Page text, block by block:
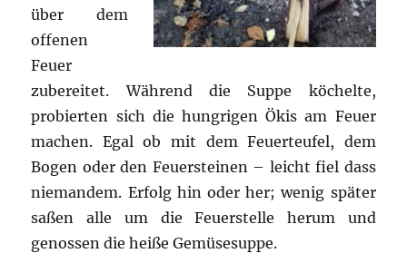
über dem
offenen
Feuer
zubereitet. Während die Suppe köchelte,
probierten sich die hungrigen Ökis am Feuer
machen. Egal ob mit dem Feuerteufel, dem
Bogen oder den Feuersteinen – leicht fiel dass
niemandem. Erfolg hin oder her; wenig später
saßen alle um die Feuerstelle herum und
genossen die heiße Gemüsesuppe.